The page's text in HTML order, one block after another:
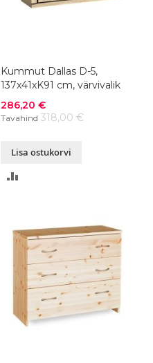
Kummut Dallas D-5,
137x41xK91 cm, värvivalik
Soodushind
286,20 €
Tavahind 318,00 €
Lisa ostukorvi